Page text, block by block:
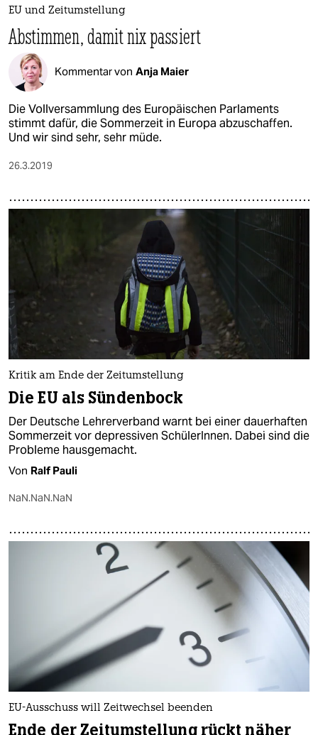
EU und Zeitumstellung
Abstimmen, damit nix passiert
Kommentar von Anja Maier
Die Vollversammlung des Europäischen Parlaments
stimmt dafür, die Sommerzeit in Europa abzuschaffen.
Und wir sind sehr, sehr müde.
26.3.2019
Kritik am Ende der Zeitumstellung
Die EU als Sündenbock
Der Deutsche Lehrerverband warnt bei einer dauerhaften
Sommerzeit vor depressiven SchülerInnen. Dabei sind die
Probleme hausgemacht.
Von Ralf Pauli
NaN.NaN.NaN
EU-Ausschuss will Zeitwechsel beenden
Ende der Zeitumstellung rückt näher